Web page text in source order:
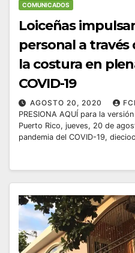
COMUNICADOS
Loiceñas
personal a
la costura en
COVID-19
AGOSTO 20, 2020
PRESIONA AQUÍ para la
Puerto Rico, jueves, 20 de
pandemia del COVID-19,